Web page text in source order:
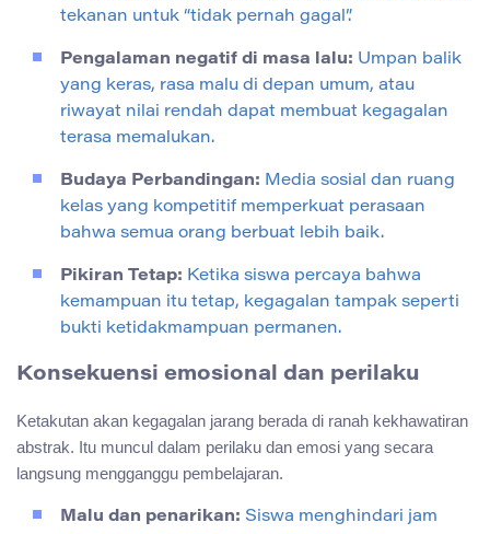
tekanan untuk “tidak pernah gagal”.
Pengalaman negatif di masa lalu: Umpan balik
yang keras, rasa malu di depan umum, atau
riwayat nilai rendah dapat membuat kegagalan
terasa memalukan.
Budaya Perbandingan: Media sosial dan ruang
kelas yang kompetitif memperkuat perasaan
bahwa semua orang berbuat lebih baik.
Pikiran Tetap: Ketika siswa percaya bahwa
kemampuan itu tetap, kegagalan tampak seperti
bukti ketidakmampuan permanen.
Konsekuensi emosional dan perilaku
Ketakutan akan kegagalan jarang berada di ranah kekhawatiran
abstrak. Itu muncul dalam perilaku dan emosi yang secara
langsung mengganggu pembelajaran.
Malu dan penarikan: Siswa menghindari jam